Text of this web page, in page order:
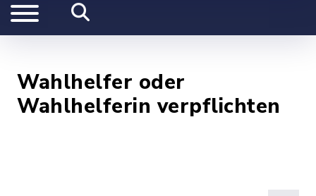
Wahlhelfer oder
Wahlhelferin verpflichten